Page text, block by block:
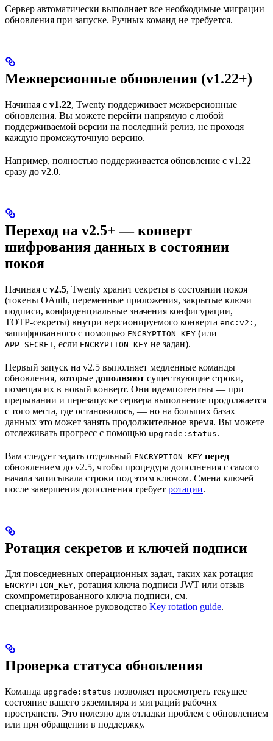
Сервер автоматически выполняет все необходимые миграции
обновления при запуске. Ручных команд не требуется.
Межверсионные обновления (v1.22+)
Начиная с v1.22, Twenty поддерживает межверсионные
обновления. Вы можете перейти напрямую с любой
поддерживаемой версии на последний релиз, не проходя
каждую промежуточную версию.
Например, полностью поддерживается обновление с v1.22
сразу до v2.0.
Переход на v2.5+ — конверт
шифрования данных в состоянии
покоя
Начиная с v2.5, Twenty хранит секреты в состоянии покоя
(токены OAuth, переменные приложения, закрытые ключи
подписи, конфиденциальные значения конфигурации,
TOTP‑секреты) внутри версионируемого конверта enc:v2: ,
зашифрованного с помощью ENCRYPTION_KEY (или
APP_SECRET, если ENCRYPTION_KEY не задан).
Первый запуск на v2.5 выполняет медленные команды
обновления, которые дополняют существующие строки,
помещая их в новый конверт. Они идемпотентны — при
прерывании и перезапуске сервера выполнение продолжается
с того места, где остановилось, — но на больших базах
данных это может занять продолжительное время. Вы можете
отслеживать прогресс с помощью upgrade:status.
Вам следует задать отдельный ENCRYPTION_KEY перед
обновлением до v2.5, чтобы процедура дополнения с самого
начала записывала строки под этим ключом. Смена ключей
после завершения дополнения требует ротации.
Ротация секретов и ключей подписи
Для повседневных операционных задач, таких как ротация
ENCRYPTION_KEY, ротация ключа подписи JWT или отзыв
скомпрометированного ключа подписи, см.
специализированное руководство Key rotation guide.
Проверка статуса обновления
Команда upgrade:status позволяет просмотреть текущее
состояние вашего экземпляра и миграций рабочих
пространств. Это полезно для отладки проблем с обновлением
или при обращении в поддержку.